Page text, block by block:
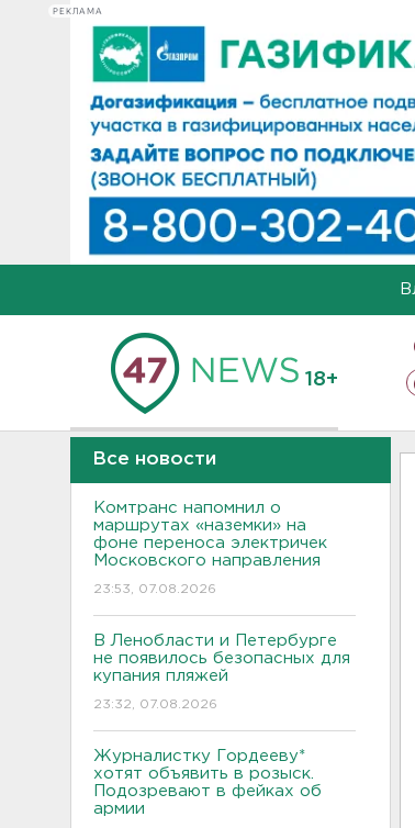
РЕКЛАМА
18+
Все новости
Комтранс напомнил о
маршрутах «наземки» на
фоне переноса электричек
Московского направления
23:53, 07.08.2026
В Ленобласти и Петербурге
не появилось безопасных для
купания пляжей
23:32, 07.08.2026
Журналистку Гордееву*
хотят объявить в розыск.
Подозревают в фейках об
армии